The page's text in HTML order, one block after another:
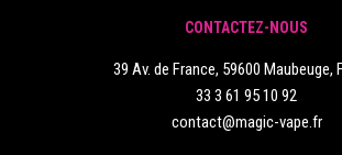
CONTACTEZ-NOUS
39 Av. de France, 59600 Maubeuge,
33 3 61 95 10 92
contact@magic-vape.fr